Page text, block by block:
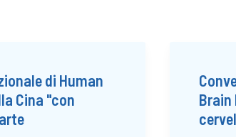
di Human
Cina "con
Brain